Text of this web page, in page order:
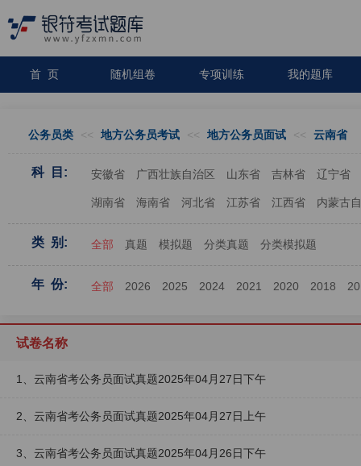
首 页 随机组卷 专项训练 我的题库
公务员类 << 地方公务员考试 << 地方公务员面试 << 云南省
科 目: 安徽省 广西壮族自治区 山东省 吉林省 辽宁省
湖南省 海南省 河北省 江苏省 江西省 内蒙古
类 别: 全部 真题 模拟题 分类真题 分类模拟题
年 份: 全部 2026 2025 2024 2021 2020 2018
试卷名称
1、云南省考公务员面试真题2025年04月27日下午
2、云南省考公务员面试真题2025年04月27日上午
3、云南省考公务员面试真题2025年04月26日下午